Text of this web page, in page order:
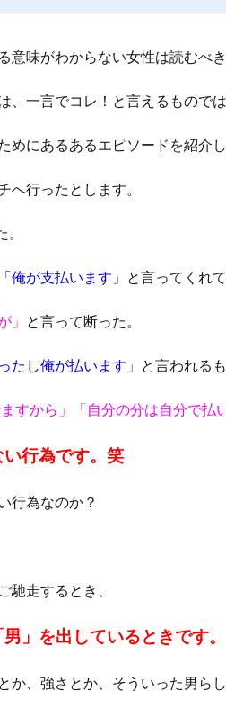
意味がわからない女性は読むべ
、一言でコレ！と言えるもので
めにあるあるエピソードを紹介し
へ行ったとします。
「俺が支払います」 と言ってくれ
」 と言って断った。
たし俺が払います」 と言われるも
すから」 「自分の分は自分で払
行為です。笑
行為なのか？
馳走するとき、
」を出しているときです。
か、強さとか、そういった男ら